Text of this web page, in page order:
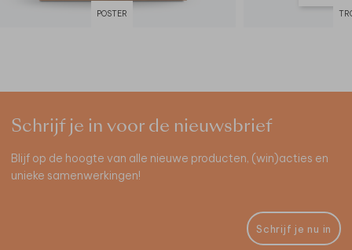
POSTER
Schrijf je in voor de nieuwsbrief
Blijf op de hoogte van alle nieuwe producten, (win)acties en
unieke samenwerkingen!
Schrijf je nu in